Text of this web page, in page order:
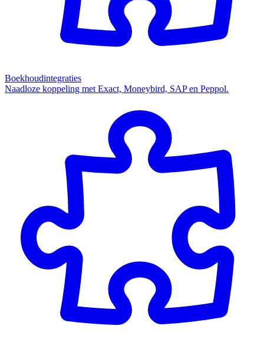
Boekhoudintegraties
Naadloze koppeling met Exact, Moneybird, SAP en Peppol.